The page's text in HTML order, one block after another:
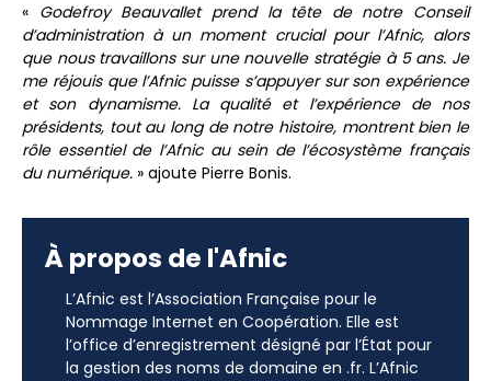
« Godefroy Beauvallet prend la tête de notre Conseil
d’administration à un moment crucial pour l’Afnic, alors
que nous travaillons sur une nouvelle stratégie à 5 ans. Je
me réjouis que l’Afnic puisse s’appuyer sur son expérience
et son dynamisme. La qualité et l’expérience de nos
présidents, tout au long de notre histoire, montrent bien le
rôle essentiel de l’Afnic au sein de l’écosystème français
du numérique. » ajoute Pierre Bonis.
À propos de l'Afnic
L’Afnic est l’Association Française pour le
Nommage Internet en Coopération. Elle est
l’office d’enregistrement désigné par l’État pour
la gestion des noms de domaine en .fr. L’Afnic